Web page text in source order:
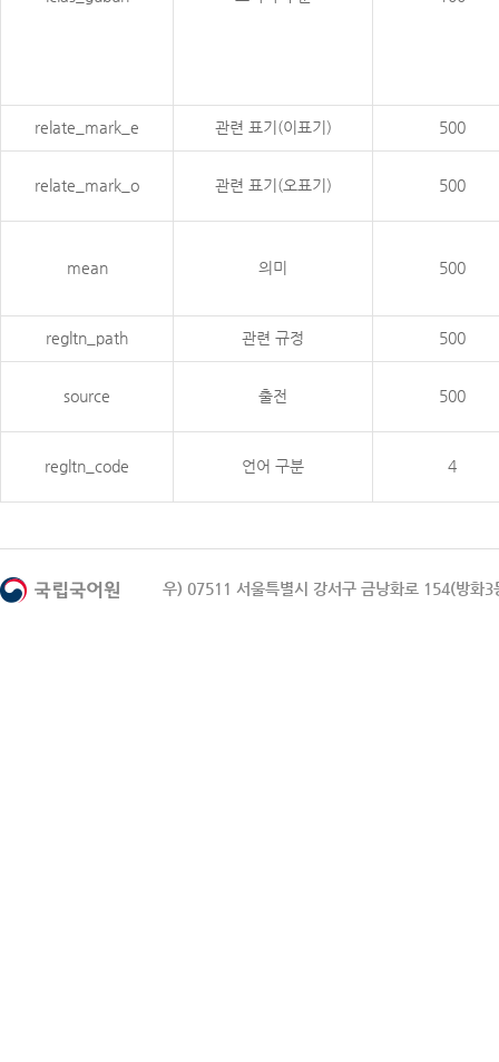
relate_mark_e 관련 표기(이표기) 500
relate_mark_o 관련 표기(오표기) 500
mean 의미 500
regltn_path 관련 규정 500
source 출전 500
regltn_code 언어 구분 4
우) 07511 서울특별시 강서구 금낭화로 154(방화3